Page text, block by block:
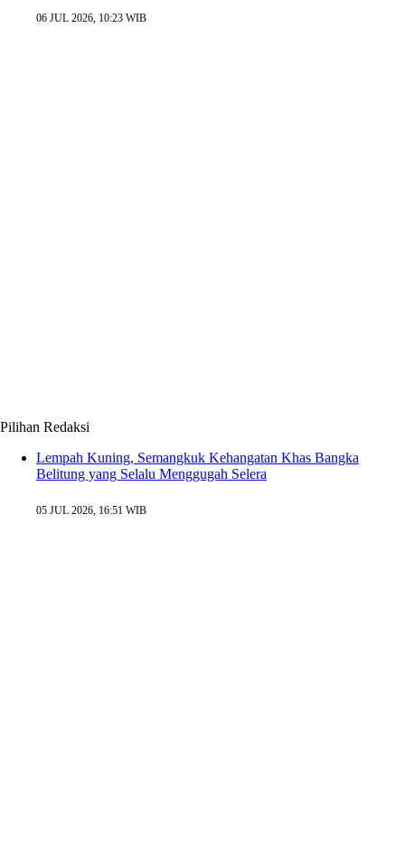
06 JUL 2026, 10:23 WIB
Pilihan Redaksi
Lempah Kuning, Semangkuk Kehangatan Khas Bangka
Belitung yang Selalu Menggugah Selera
05 JUL 2026, 16:51 WIB